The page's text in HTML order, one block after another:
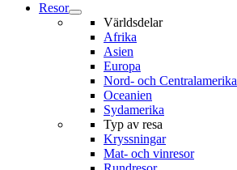
Resor
Världsdelar
Afrika
Asien
Europa
Nord- och Centralamerika
Oceanien
Sydamerika
Typ av resa
Kryssningar
Mat- och vinresor